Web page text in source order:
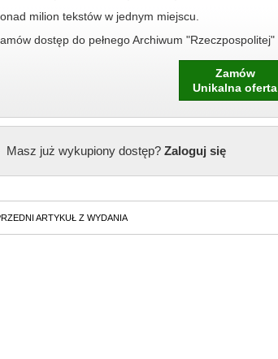
milion tekstów w jednym miejscu.
dostęp do pełnego Archiwum "Rzeczpospolitej"
Zamów
Unikalna oferta
Masz już wykupiony dostęp?Zaloguj się
ARTYKUŁ Z WYDANIA